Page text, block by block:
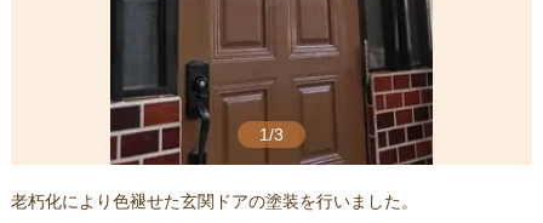
1/3
老朽化により色褪せた玄関ドアの塗装を行いました。